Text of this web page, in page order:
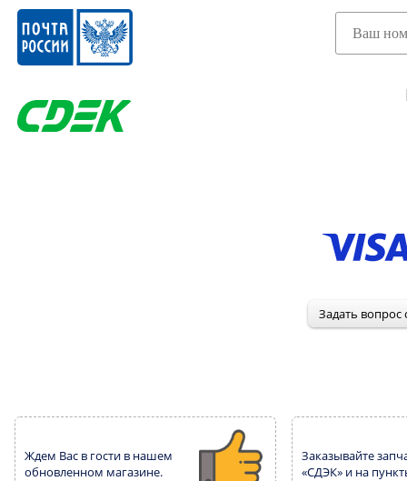
Ждем Вас в гости в нашем
обновленном магазине.
Заказывайте
«СДЭК» и на